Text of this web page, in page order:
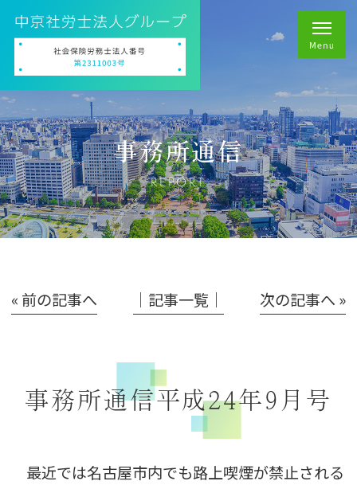
事務所通信
REPORT
« 前の記事へ │記事一覧│ 次の記事へ »
事務所通信平成24年9月号
最近では名古屋市内でも路上喫煙が禁止される